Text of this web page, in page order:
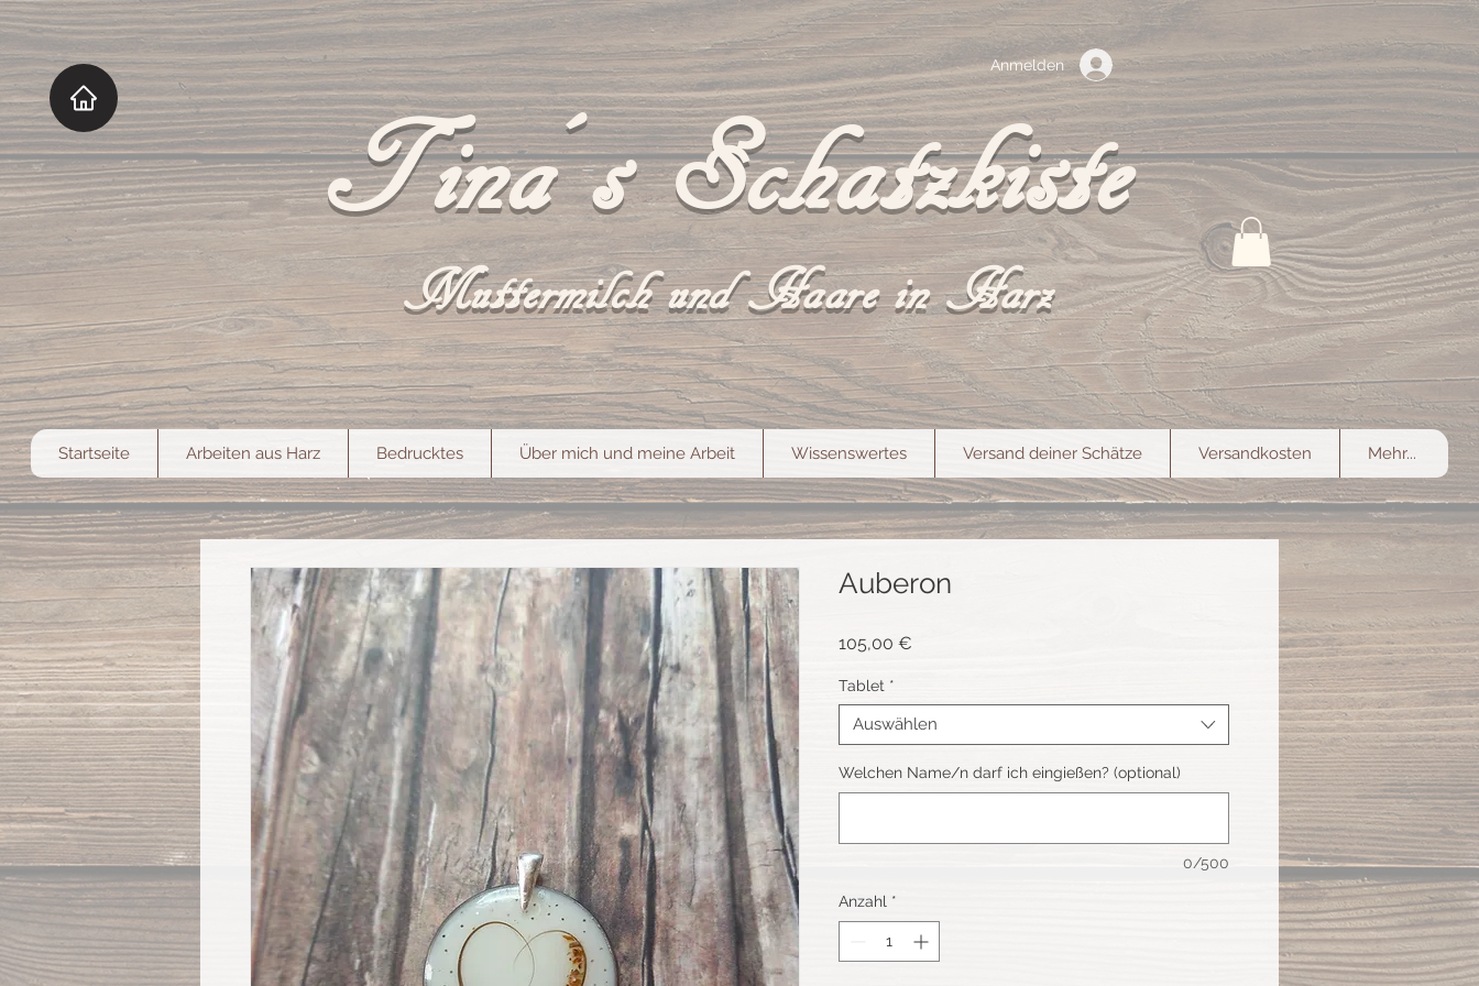
Anmelden
Tina´s Schatzkiste
Muttermilch und Haare in Harz
Startseite Arbeiten aus Harz Bedrucktes Über mich und meine Arbeit Wissenswertes Versand deiner Schätze Versandkosten Mehr...
Auberon
105,00 €
Tablet *
Auswählen
Welchen Name/n darf ich eingießen? (optional)
0/500
Anzahl *